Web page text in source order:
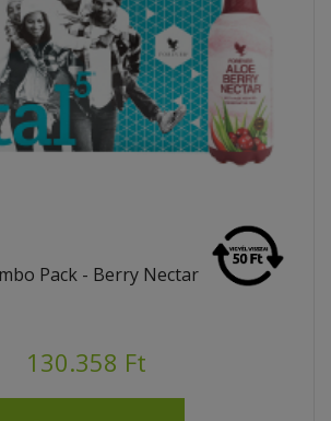
Pack - Berry Nectar
130.358 Ft